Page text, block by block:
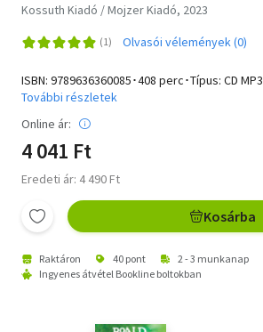
Kossuth Kiadó / Mojzer Kiadó, 2023
Olvasói vélemények (0)
ISBN: 9789636360085･408 perc･Típus: CD MP3
További részletek
Online ár:
4 041 Ft
Eredeti ár: 4 490 Ft
Kosárba
Raktáron 40 pont
2 - 3 munkanap
Ingyenes átvétel Bookline boltokban